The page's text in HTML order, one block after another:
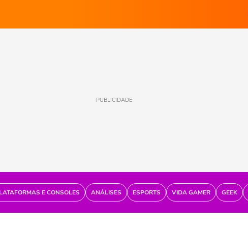
PUBLICIDADE
E CONSOLES ANÁLISES ESPORTS VIDA GAMER GEEK